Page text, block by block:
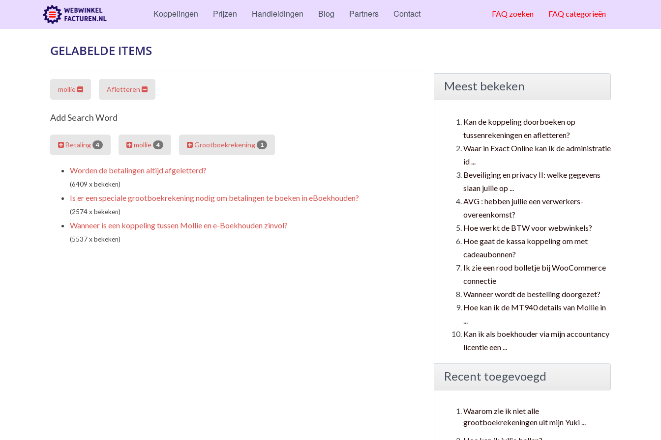
Koppelingen Prijzen Handleidingen Blog Partners Contact FAQ zoeken FAQ categorieën
GELABELDE ITEMS
mollie Afletteren
Add Search Word
Betaling 4 mollie 4 Grootboekrekening 1
Worden de betalingen altijd afgeletterd?
(6409 x bekeken)
Is er een speciale grootboekrekening nodig om betalingen te boeken in eBoekhouden?
(2574 x bekeken)
Wanneer is een koppeling tussen Mollie en e-Boekhouden zinvol?
(5537 x bekeken)
Meest bekeken
Kan de koppeling doorboeken op
tussenrekeningen en afletteren?
Waar in Exact Online kan ik de administratie
id ...
Beveiliging en privacy II: welke gegevens
slaan jullie op ...
AVG : hebben jullie een verwerkers-
overeenkomst?
Hoe werkt de BTW voor webwinkels?
Hoe gaat de kassa koppeling om met
cadeaubonnen?
Ik zie een rood bolletje bij WooCommerce
connectie
Wanneer wordt de bestelling doorgezet?
Hoe kan ik de MT940 details van Mollie in
...
Kan ik als boekhouder via mijn accountancy
licentie een ...
Recent toegevoegd
Waarom zie ik niet alle
grootboekrekeningen uit mijn Yuki ...